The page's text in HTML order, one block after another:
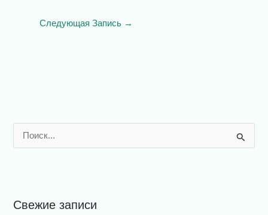
Следующая Запись →
к
Свежие записи